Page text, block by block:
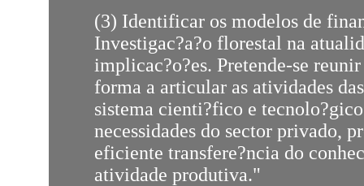
(3) Identificar os modelos de
Investigac?a?o florestal na
implicac?o?es. Pretende-se
forma a articular as atividades
sistema cienti?fico e
necessidades do sector privado,
eficiente transfere?ncia do
atividade produtiva."